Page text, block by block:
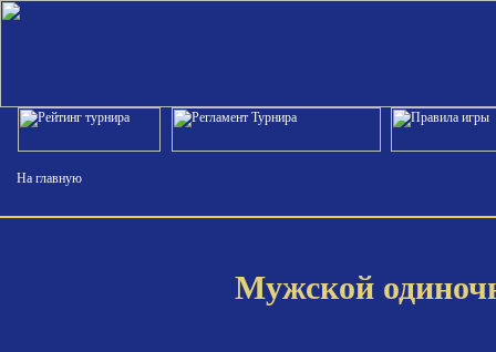
На главную
Мужской